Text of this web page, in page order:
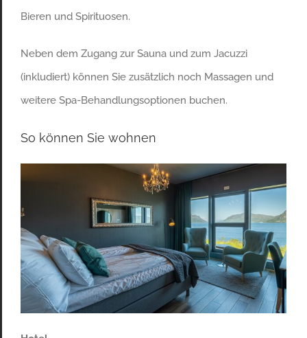
Bieren und Spirituosen.
Neben dem Zugang zur Sauna und zum Jacuzzi
(inkludiert) können Sie zusätzlich noch Massagen und
weitere Spa-Behandlungsoptionen buchen.
So können Sie wohnen